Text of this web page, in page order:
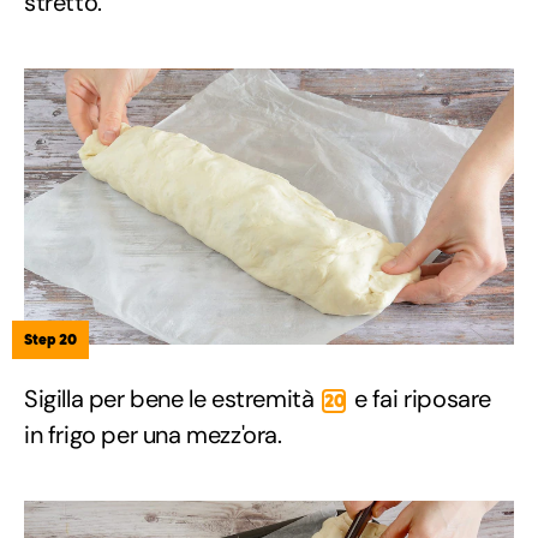
Step 20
Sigilla per bene le estremità 20 e fai riposare
in frigo per una mezz'ora.